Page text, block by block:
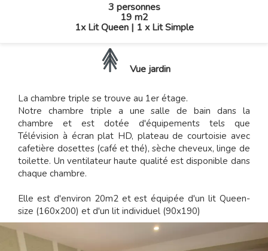
3 personnes
19 m2
1x Lit Queen| 1 x Lit Simple
Vue jardin
La chambre triple se trouve au 1er étage.
Notre chambre triple a une salle de bain dans la
chambre et est dotée d'équipements tels que
Télévision à écran plat HD, plateau de courtoisie avec
cafetière dosettes (café et thé), sèche cheveux, linge de
toilette. Un ventilateur haute qualité est disponible dans
chaque chambre.
Elle est d'environ 20m2 et est équipée d'un lit Queen-
size (160x200) et d'un lit individuel (90x190)